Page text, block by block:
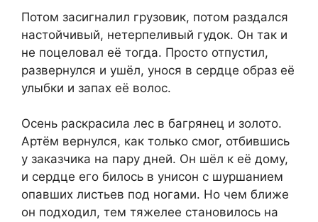
Потом засигналил грузовик, потом раздался
настойчивый, нетерпеливый гудок. Он так и
не поцеловал её тогда. Просто отпустил,
развернулся и ушёл, унося в сердце образ её
улыбки и запах её волос.
Осень раскрасила лес в багрянец и золото.
Артём вернулся, как только смог, отбившись
у заказчика на пару дней. Он шёл к её дому,
и сердце его билось в унисон с шуршанием
опавших листьев под ногами. Но чем ближе
он подходил, тем тяжелее становилось на